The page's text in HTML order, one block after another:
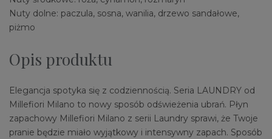
Nuty dolne: paczula, sosna, wanilia, drzewo sandałowe,
piżmo
Opis produktu
Elegancja spotyka się z codziennością. Seria LAUNDRY od
Millefiori Milano to nowy sposób odświeżenia ubrań. Płyn
zapachowy Millefiori Milano z serii Laundry sprawi, że Twoje
pranie będzie miało wyjątkowy i intensywny zapach. Sposób